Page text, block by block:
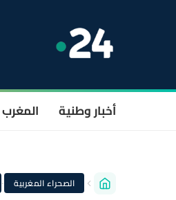
أخبار وطنية
الصحراء المغربية ·